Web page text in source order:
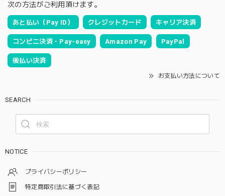
次の方法がご利用頂けます。
あと払い（Pay ID） クレジットカード キャリア決済
コンビニ決済・Pay-easy Amazon Pay PayPal
後払い決済
お支払い方法について
SEARCH
NOTICE
プライバシーポリシー
特定商取引法に基づく表記